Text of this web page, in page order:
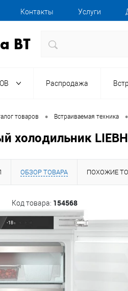
Контакты Услуги
Распродажа
товаров • Встраиваемая техника •
холодильник
ОБЗОР ТОВАРА ПОХОЖИЕ
Код товара: 154568